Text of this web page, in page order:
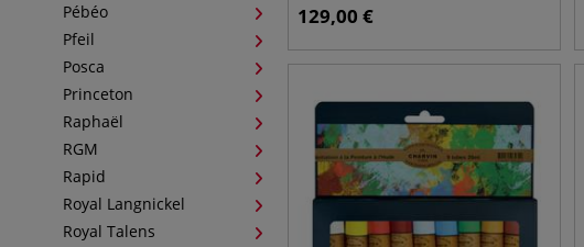
Pébéo
Pfeil
Posca
Princeton
Raphaël
RGM
Rapid
Royal Langnickel
Royal Talens
129,00 €